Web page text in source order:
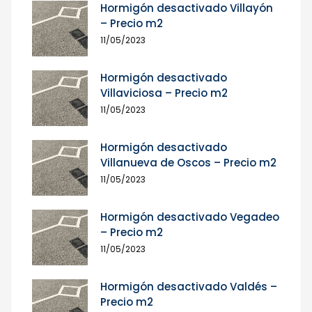
Hormigón desactivado Villayón
– Precio m2
11/05/2023
Hormigón desactivado
Villaviciosa – Precio m2
11/05/2023
Hormigón desactivado
Villanueva de Oscos – Precio m2
11/05/2023
Hormigón desactivado Vegadeo
– Precio m2
11/05/2023
Hormigón desactivado Valdés –
Precio m2